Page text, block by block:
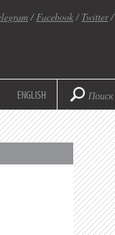
/Facebook/ Twitter/
ENGLISH